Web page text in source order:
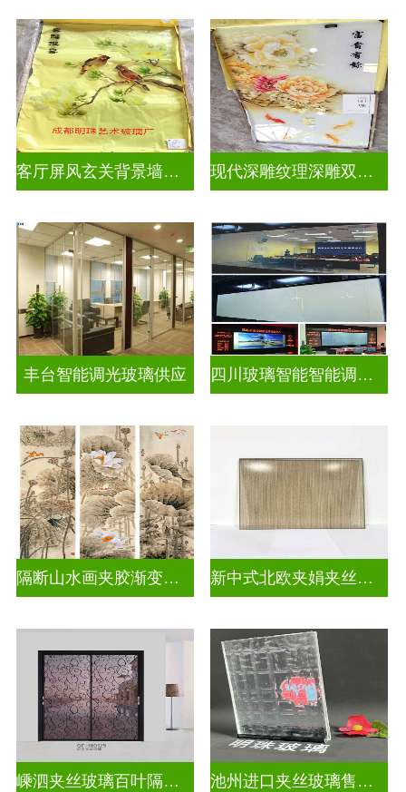
客厅屏风玄关背景墙深雕浮雕玻璃 现代深雕纹理深雕双面效果
丰台智能调光玻璃供应 四川玻璃智能智能调光玻璃电控玻璃一般多少钱
隔断山水画夹胶渐变玻璃 新中式北欧夹娟夹丝玻璃
嵊泗夹丝玻璃百叶隔断拆装 池州进口夹丝玻璃售价多少